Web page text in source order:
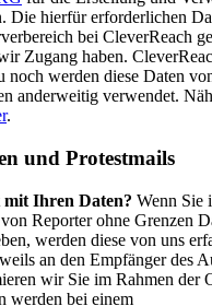
Die hierfür erforderlichen
bei CleverReach
Zugang haben.
noch werden diese Daten
anderweitig verwendet.
.
und Protestmails
mit Ihren Daten? Wenn Sie
Reporter ohne Grenzen
werden diese von uns
an den Empfänger des
wir Sie im Rahmen der
werden bei einem